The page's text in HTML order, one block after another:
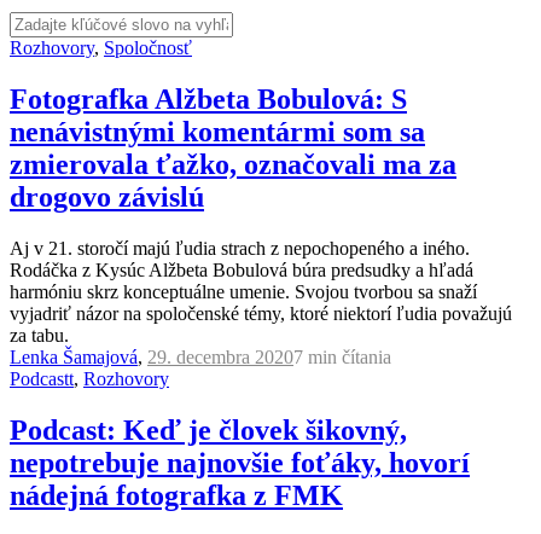
Rozhovory, Spoločnosť
Fotografka Alžbeta Bobulová: S
nenávistnými komentármi som sa
zmierovala ťažko, označovali ma za
drogovo závislú
Aj v 21. storočí majú ľudia strach z nepochopeného a iného.
Rodáčka z Kysúc Alžbeta Bobulová búra predsudky a hľadá
harmóniu skrz konceptuálne umenie. Svojou tvorbou sa snaží
vyjadriť názor na spoločenské témy, ktoré niektorí ľudia považujú
za tabu.
Lenka Šamajová, 29. decembra 20207 min čítania
Podcastt, Rozhovory
Podcast: Keď je človek šikovný,
nepotrebuje najnovšie foťáky, hovorí
nádejná fotografka z FMK